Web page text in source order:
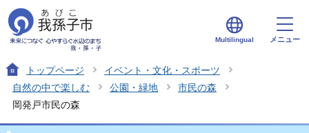
Multilingual メニュー
トップページ
イベント・文化・スポーツ
自然の中で楽しむ
公園・緑地
市民の森
岡発戸市民の森